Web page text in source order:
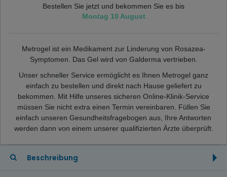
Bestellen Sie jetzt und bekommen Sie es bis
Montag 10 August
Metrogel ist ein Medikament zur Linderung von Rosazea-
Symptomen. Das Gel wird von Galderma vertrieben.
Unser schneller Service ermöglicht es Ihnen Metrogel ganz
einfach zu bestellen und direkt nach Hause geliefert zu
bekommen. Mit Hilfe unseres sicheren Online-Klinik-Service
müssen Sie nicht extra einen Termin vereinbaren. Füllen Sie
einfach unseren Gesundheitsfragebogen aus, Ihre Antworten
werden dann von einem unserer qualifizierten Ärzte überprüft.
Beschreibung